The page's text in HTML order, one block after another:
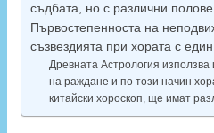
съдбата, но с различни полове
Първостепенноста на
съзвездията при хората с
Древната Астрология
на раждане и по този начин
китайски хороскоп, ще имат